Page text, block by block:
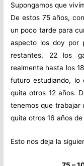
Supongamos que
De estos 75 años,
un poco tarde para
aspecto los doy por
restantes, 22 los
realmente hasta los
futuro estudiando, lo
quita otros 12 años.
tenemos que trabajar
quita otros 16 años de
Esto nos deja la